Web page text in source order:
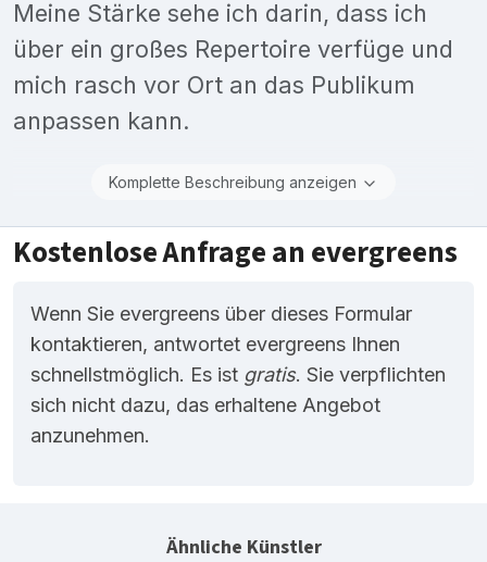
Meine Stärke sehe ich darin, dass ich
über ein großes Repertoire verfüge und
mich rasch vor Ort an das Publikum
anpassen kann.
Komplette Beschreibung anzeigen
Kostenlose Anfrage an evergreens
Wenn Sie evergreens über dieses Formular
kontaktieren, antwortet evergreens Ihnen
schnellstmöglich. Es ist gratis. Sie verpflichten
sich nicht dazu, das erhaltene Angebot
anzunehmen.
Ähnliche Künstler